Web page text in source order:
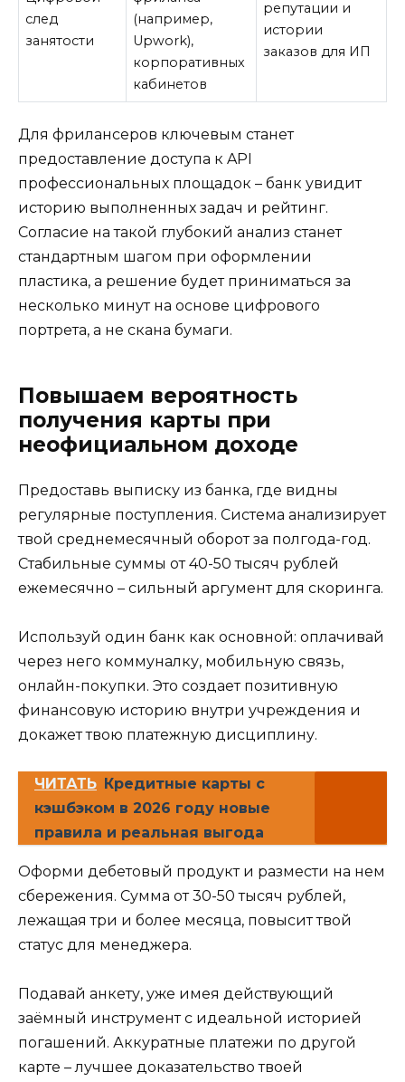
след
занятости
(например,
Upwork),
корпоративных
кабинетов
репутации и
истории
заказов для ИП
Для фрилансеров ключевым станет
предоставление доступа к API
профессиональных площадок – банк увидит
историю выполненных задач и рейтинг.
Согласие на такой глубокий анализ станет
стандартным шагом при оформлении
пластика, а решение будет приниматься за
несколько минут на основе цифрового
портрета, а не скана бумаги.
Повышаем вероятность
получения карты при
неофициальном доходе
Предоставь выписку из банка, где видны
регулярные поступления. Система анализирует
твой среднемесячный оборот за полгода-год.
Стабильные суммы от 40-50 тысяч рублей
ежемесячно – сильный аргумент для скоринга.
Используй один банк как основной: оплачивай
через него коммуналку, мобильную связь,
онлайн-покупки. Это создает позитивную
финансовую историю внутри учреждения и
докажет твою платежную дисциплину.
ЧИТАТЬ Кредитные карты с
кэшбэком в 2026 году новые
правила и реальная выгода
Оформи дебетовый продукт и размести на нем
сбережения. Сумма от 30-50 тысяч рублей,
лежащая три и более месяца, повысит твой
статус для менеджера.
Подавай анкету, уже имея действующий
заёмный инструмент с идеальной историей
погашений. Аккуратные платежи по другой
карте – лучшее доказательство твоей